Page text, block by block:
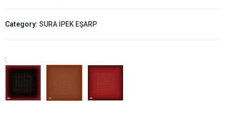
Category: SURA İPEK EŞARP
: